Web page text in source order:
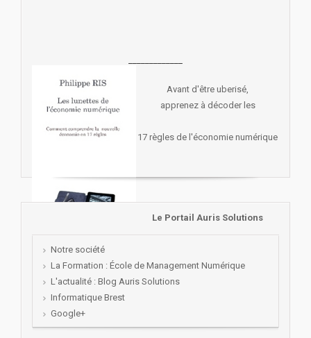
Avant d'être uberisé,
apprenez à décoder les
17 règles de l'économie numérique
Le Portail Auris Solutions
Notre société
La Formation : École de Management Numérique
L'actualité : Blog Auris Solutions
Informatique Brest
Google+